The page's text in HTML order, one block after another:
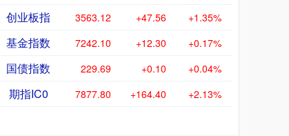
创业板指 3563.12 +47.56 +1.35%
基金指数 7242.10 +12.30 +0.17%
国债指数 229.69 +0.10 +0.04%
期指IC0 7877.80 +164.40 +2.13%